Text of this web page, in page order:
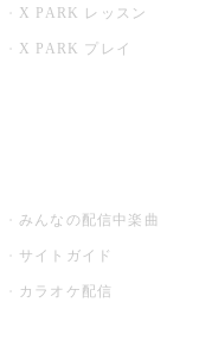
X PARK レッスン
X PARK プレイ
みんなの配信中楽曲
サイトガイド
カラオケ配信